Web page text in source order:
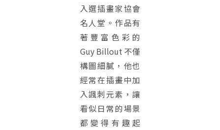
入選插畫家協會
名人堂。作品有
著豐富色彩的
Guy Billout 不僅
構圖細膩，他也
經常在插畫中加
入諷刺元素，讓
看似日常的場景
都變得有趣起